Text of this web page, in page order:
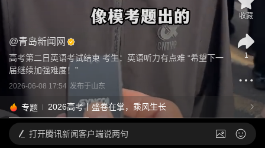
@青岛新闻网
高考第二日英语考试结束 考生：英语听力有点难 “希望下一
届继续加强难度！”
2026-06-08 17:54 发布于山东
专题 2026高考丨盛卷在掌，乘风生长
收藏
1
打开腾讯新闻客户端说两句